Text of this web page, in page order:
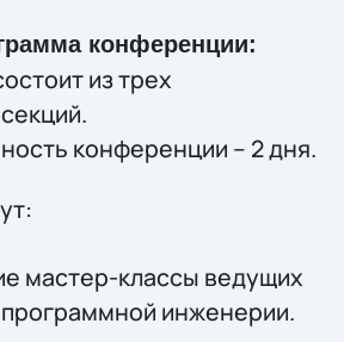
конференции:
из трех
конференции – 2 дня.
мастер-классы ведущих
инженерии.